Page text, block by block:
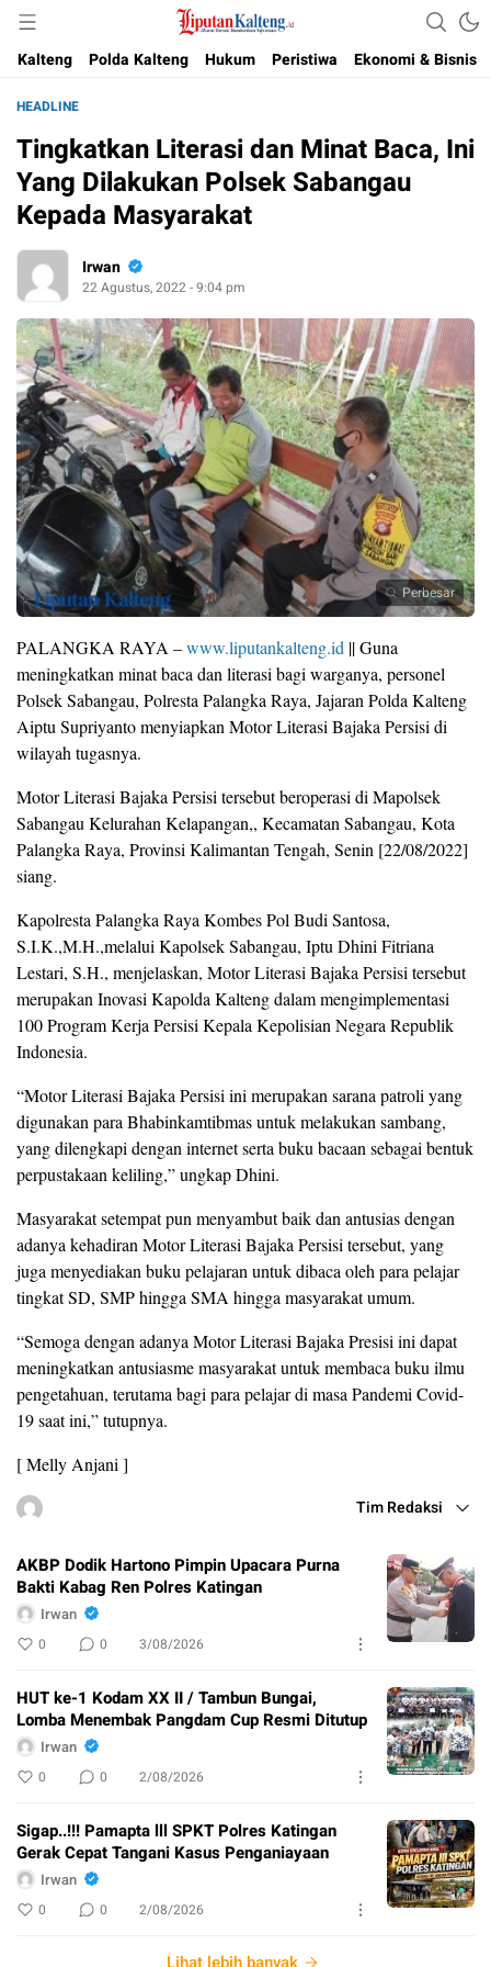
Liputan Kalteng
Akurat, Terpercaya & Independent
Kalteng
Polda Kalteng Hukum Peristiwa Ekonomi & Bisnis
HEADLINE
Tingkatkan Literasi dan Minat Baca, Ini
Yang Dilakukan Polsek Sabangau
Kepada Masyarakat
Irwan
22 Agustus, 2022 - 9:04 pm
Perbesar
PALANGKA RAYA –www.liputankalteng.id || Guna
meningkatkan minat baca dan literasi bagi warganya, personel
Polsek Sabangau, Polresta Palangka Raya, Jajaran Polda Kalteng
Aiptu Supriyanto menyiapkan Motor Literasi Bajaka Persisi di
wilayah tugasnya.
Motor Literasi Bajaka Persisi tersebut beroperasi di Mapolsek
Sabangau Kelurahan Kelapangan,, Kecamatan Sabangau, Kota
Palangka Raya, Provinsi Kalimantan Tengah, Senin [22/08/2022]
siang.
Kapolresta Palangka Raya Kombes Pol Budi Santosa,
S.I.K.,M.H.,melalui Kapolsek Sabangau, Iptu Dhini Fitriana
Lestari, S.H., menjelaskan, Motor Literasi Bajaka Persisi tersebut
merupakan Inovasi Kapolda Kalteng dalam mengimplementasi
100 Program Kerja Persisi Kepala Kepolisian Negara Republik
Indonesia.
“Motor Literasi Bajaka Persisi ini merupakan sarana patroli yang
digunakan para Bhabinkamtibmas untuk melakukan sambang,
yang dilengkapi dengan internet serta buku bacaan sebagai bentuk
perpustakaan keliling,” ungkap Dhini.
Masyarakat setempat pun menyambut baik dan antusias dengan
adanya kehadiran Motor Literasi Bajaka Persisi tersebut, yang
juga menyediakan buku pelajaran untuk dibaca oleh para pelajar
tingkat SD, SMP hingga SMA hingga masyarakat umum.
“Semoga dengan adanya Motor Literasi Bajaka Presisi ini dapat
meningkatkan antusiasme masyarakat untuk membaca buku ilmu
pengetahuan, terutama bagi para pelajar di masa Pandemi Covid-
19 saat ini,” tutupnya.
[ Melly Anjani ]
Tim Redaksi
AKBP Dodik Hartono Pimpin Upacara Purna
Bakti Kabag Ren Polres Katingan
Irwan
0 0 3/08/2026
HUT ke-1 Kodam XX II / Tambun Bungai,
Lomba Menembak Pangdam Cup Resmi Ditutup
Irwan
0 0 2/08/2026
Sigap..!!! Pamapta lll SPKT Polres Katingan
Gerak Cepat Tangani Kasus Penganiayaan
Irwan
0 0 2/08/2026